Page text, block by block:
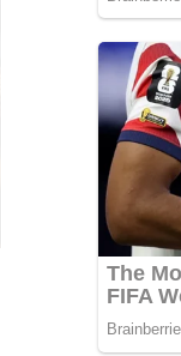
(PKN)
ke
Jawa
Timur
Provinsi
Kalsel,
Muhammad
Syarifuddin
peserta
Pelatihan